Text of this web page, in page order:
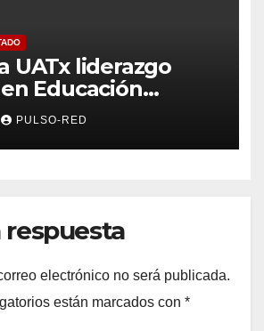
UATx liderazgo
Educación
y
la Familia
PULSO-RED
respuesta
electrónico no será publicada.
están marcados con *